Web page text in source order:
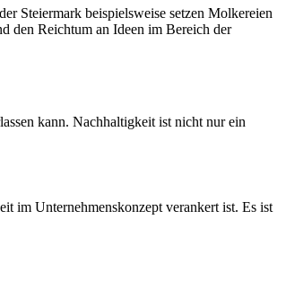
Steiermark beispielsweise setzen Molkereien
den Reichtum an Ideen im Bereich der
kann. Nachhaltigkeit ist nicht nur ein
im Unternehmenskonzept verankert ist. Es ist